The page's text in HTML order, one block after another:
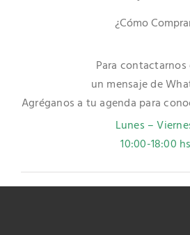
¿Cómo
Para contactarnos
un mensaje de
Agréganos a tu agenda para
Lunes –
10:00-18:00 hs